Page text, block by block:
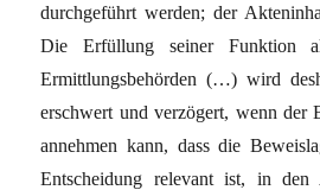
durchgeführt werden; der
Die Erfüllung seiner Funktion
Ermittlungsbehörden (…) wird
erschwert und verzögert, wenn der
annehmen kann, dass die
Entscheidung relevant ist, in den